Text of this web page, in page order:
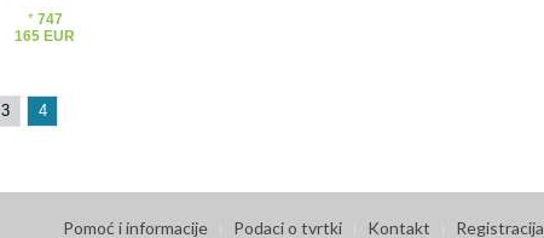
* 747
165 EUR
3 4
Pomoć i informacije Podaci o tvrtki Kontakt Registracija